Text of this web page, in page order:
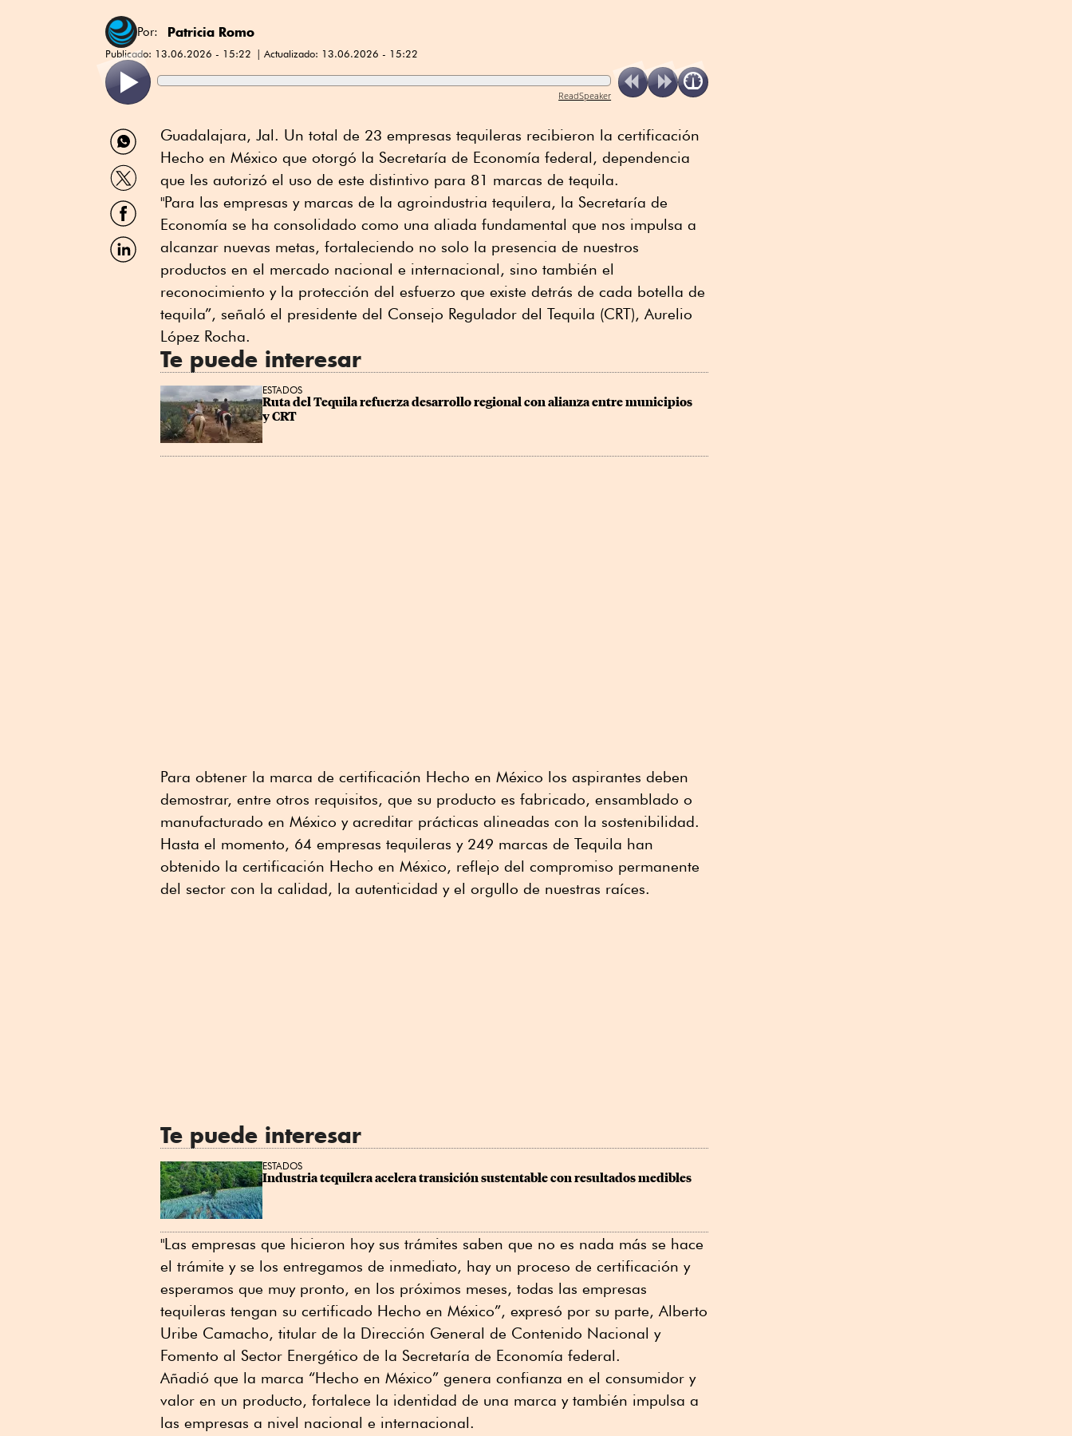
Por: Patricia Romo
Publicado: 13.06.2026 - 15:22 Actualizado: 13.06.2026 - 15:22
ReadSpeaker
Compartir
por
WhatsApp
Compartir
por
Twitter
Compartir
por
Facebook
Compartir
por
Guadalajara, Jal. Un total de 23 empresas tequileras recibieron la certificación
Hecho en México que otorgó la Secretaría de Economía federal, dependencia
que les autorizó el uso de este distintivo para 81 marcas de tequila.
"Para las empresas y marcas de la agroindustria tequilera, la Secretaría de
Economía se ha consolidado como una aliada fundamental que nos impulsa a
alcanzar nuevas metas, fortaleciendo no solo la presencia de nuestros
productos en el mercado nacional e internacional, sino también el
reconocimiento y la protección del esfuerzo que existe detrás de cada botella de
tequila”, señaló el presidente del Consejo Regulador del Tequila (CRT), Aurelio
López Rocha.
Te puede interesar
ESTADOS
Ruta del Tequila refuerza desarrollo regional con alianza entre municipios
y CRT
Para obtener la marca de certificación Hecho en México los aspirantes deben
demostrar, entre otros requisitos, que su producto es fabricado, ensamblado o
manufacturado en México y acreditar prácticas alineadas con la sostenibilidad.
Hasta el momento, 64 empresas tequileras y 249 marcas de Tequila han
obtenido la certificación Hecho en México, reflejo del compromiso permanente
del sector con la calidad, la autenticidad y el orgullo de nuestras raíces.
Te puede interesar
ESTADOS
Industria tequilera acelera transición sustentable con resultados medibles
"Las empresas que hicieron hoy sus trámites saben que no es nada más se hace
el trámite y se los entregamos de inmediato, hay un proceso de certificación y
esperamos que muy pronto, en los próximos meses, todas las empresas
tequileras tengan su certificado Hecho en México”, expresó por su parte, Alberto
Uribe Camacho, titular de la Dirección General de Contenido Nacional y
Fomento al Sector Energético de la Secretaría de Economía federal.
Añadió que la marca “Hecho en México” genera confianza en el consumidor y
valor en un producto, fortalece la identidad de una marca y también impulsa a
las empresas a nivel nacional e internacional.